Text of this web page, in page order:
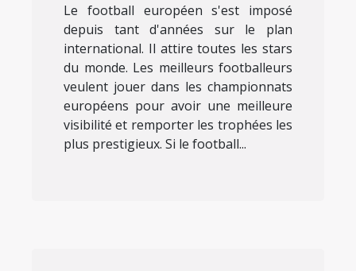
Le football européen s'est imposé
depuis tant d'années sur le plan
international. Il attire toutes les stars
du monde. Les meilleurs footballeurs
veulent jouer dans les championnats
européens pour avoir une meilleure
visibilité et remporter les trophées les
plus prestigieux. Si le football...